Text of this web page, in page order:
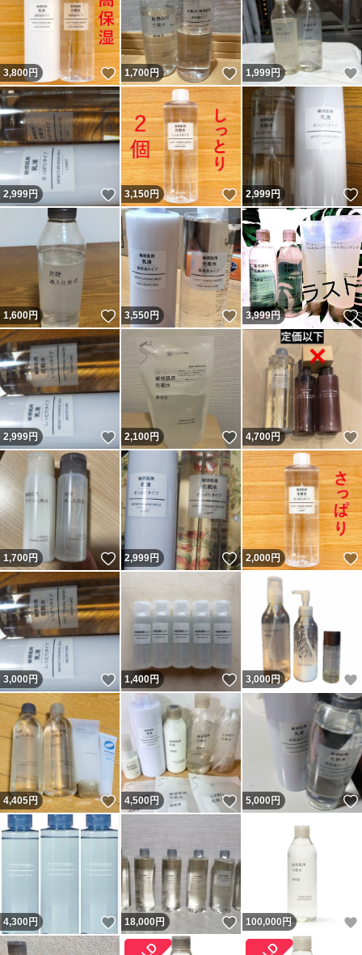
3,800 円 いいね！
1,700円 いいね！
1,999円
2,999円 いいね！
3,150円 いいね！
2,999円
1,600円 いいね！
3,550円 いいね！
3,999円
2,999円 いいね！
2,100円 いいね！
4,700円
1,700円 いいね！
2,999円 いいね！
2,000円
3,000円 いいね！
1,400円 いいね！
3,000円
4,405円 いいね！
4,500円 いいね！
5,000円
4,300円 いいね！
18,000円 いいね！
100,000 円